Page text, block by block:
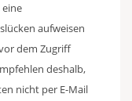
aufweisen
dem Zugriff
deshalb,
nicht per E-Mail